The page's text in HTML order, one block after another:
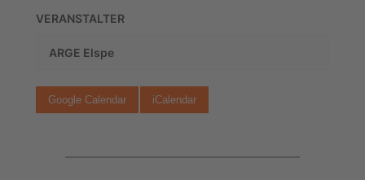
VERANSTALTER
ARGE Elspe
Google Calendar iCalendar